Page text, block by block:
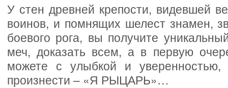
У стен древней крепости, видевшей
воинов, и помнящих шелест знамен,
боевого рога, вы получите
меч, доказать всем, а в первую
можете с улыбкой и
произнести – «Я РЫЦАРЬ»…